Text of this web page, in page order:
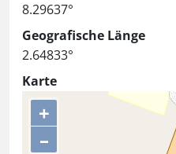
8.29637°
Geografische Länge
2.64833°
Karte
+
–